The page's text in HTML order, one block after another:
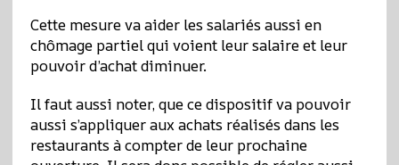
Cette mesure va aider les salariés aussi en
chômage partiel qui voient leur salaire et leur
pouvoir d’achat diminuer.
Il faut aussi noter, que ce dispositif va pouvoir
aussi s’appliquer aux achats réalisés dans les
restaurants à compter de leur prochaine